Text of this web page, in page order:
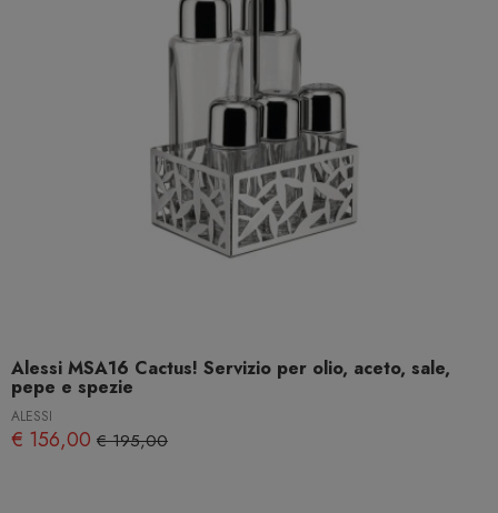
Alessi MSA16 Cactus! Servizio per olio, aceto, sale,
pepe e spezie
ALESSI
€ 156,00 € 195,00